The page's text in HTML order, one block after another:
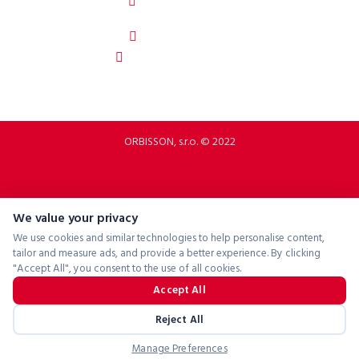
ORBISSON, s.r.o. © 2022
We value your privacy
We use cookies and similar technologies to help personalise content,
tailor and measure ads, and provide a better experience. By clicking
"Accept All", you consent to the use of all cookies.
Accept All
Reject All
Manage Preferences